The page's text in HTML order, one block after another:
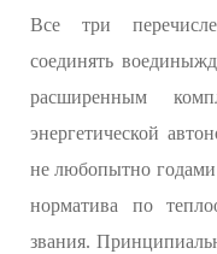
Все три
соединять
расширенным
энергетической
не любопытно годами
норматива по
звания.